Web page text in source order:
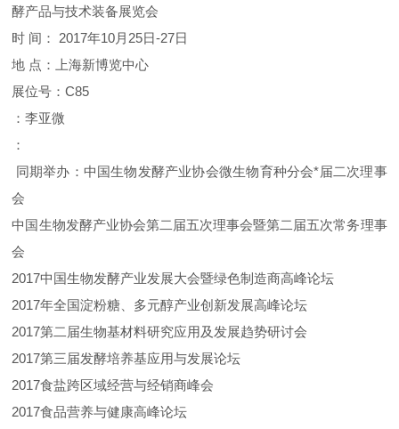
酵产品与技术装备展览会
时 间： 2017年10月25日-27日
地 点：上海新博览中心
展位号：C85
：李亚微
：
同期举办：中国生物发酵产业协会微生物育种分会*届二次理事
会
中国生物发酵产业协会第二届五次理事会暨第二届五次常务理事
会
2017中国生物发酵产业发展大会暨绿色制造商高峰论坛
2017年全国淀粉糖、多元醇产业创新发展高峰论坛
2017第二届生物基材料研究应用及发展趋势研讨会
2017第三届发酵培养基应用与发展论坛
2017食盐跨区域经营与经销商峰会
2017食品营养与健康高峰论坛